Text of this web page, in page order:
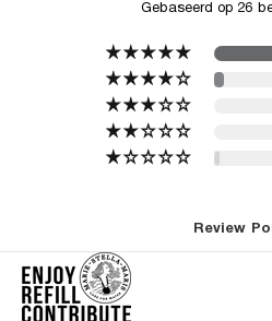
Gebaseerd op 26
Review